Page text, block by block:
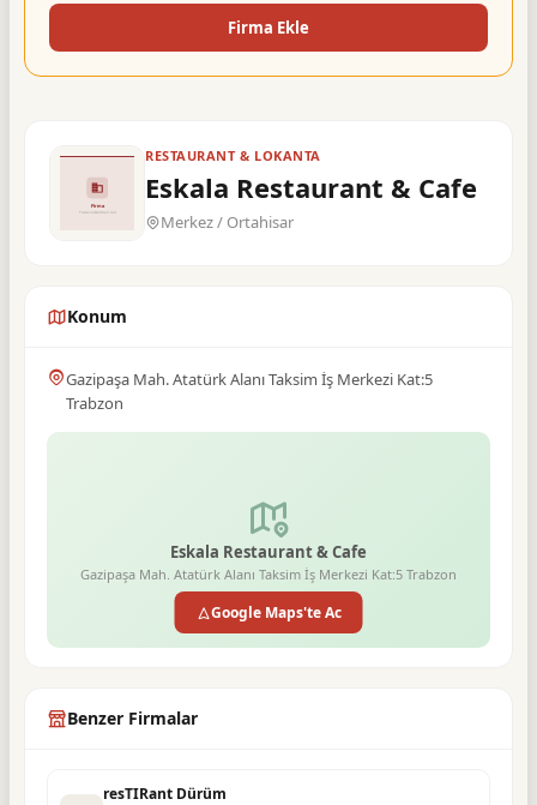
RESTAURANT & LOKANTA
Eskala Restaurant & Cafe
Merkez / Ortahisar
Konum
Gazipaşa Mah. Atatürk Alanı Taksim İş Merkezi Kat:5
Trabzon
Eskala Restaurant & Cafe
Gazipaşa Mah. Atatürk Alanı Taksim İş Merkezi Kat:5 Trabzon
Google Maps'te Ac
Benzer Firmalar
resTIRant Dürüm
Firma Ekle